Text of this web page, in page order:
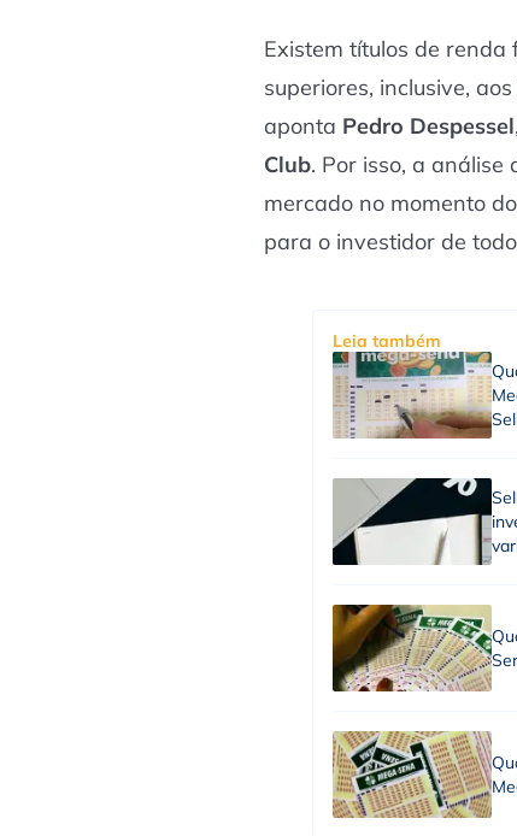
Existem títulos de
superiores, inclusive,
aponta Pedro Despessel
Club. Por isso, a análise
mercado no momento
para o investidor de
Leia também